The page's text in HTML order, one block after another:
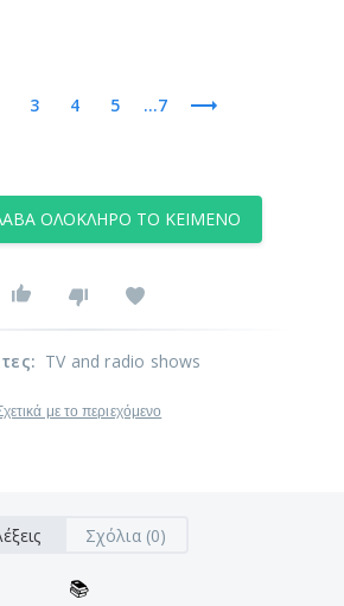
3 4 5 ...7
ΟΛΌΚΛΗΡΟ ΤΟ ΚΕΊΜΕΝΟ
: TV and radio shows
με το περιεχόμενο
Σχόλια (0)
📚